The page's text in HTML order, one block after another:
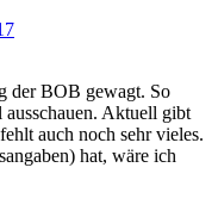
der BOB gewagt. So
Aktuell gibt
auch noch sehr vieles.
hat, wäre ich